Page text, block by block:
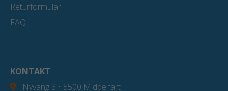
Returformular
FAQ
KONTAKT
Nyvang 3 • 5500 Middelfart